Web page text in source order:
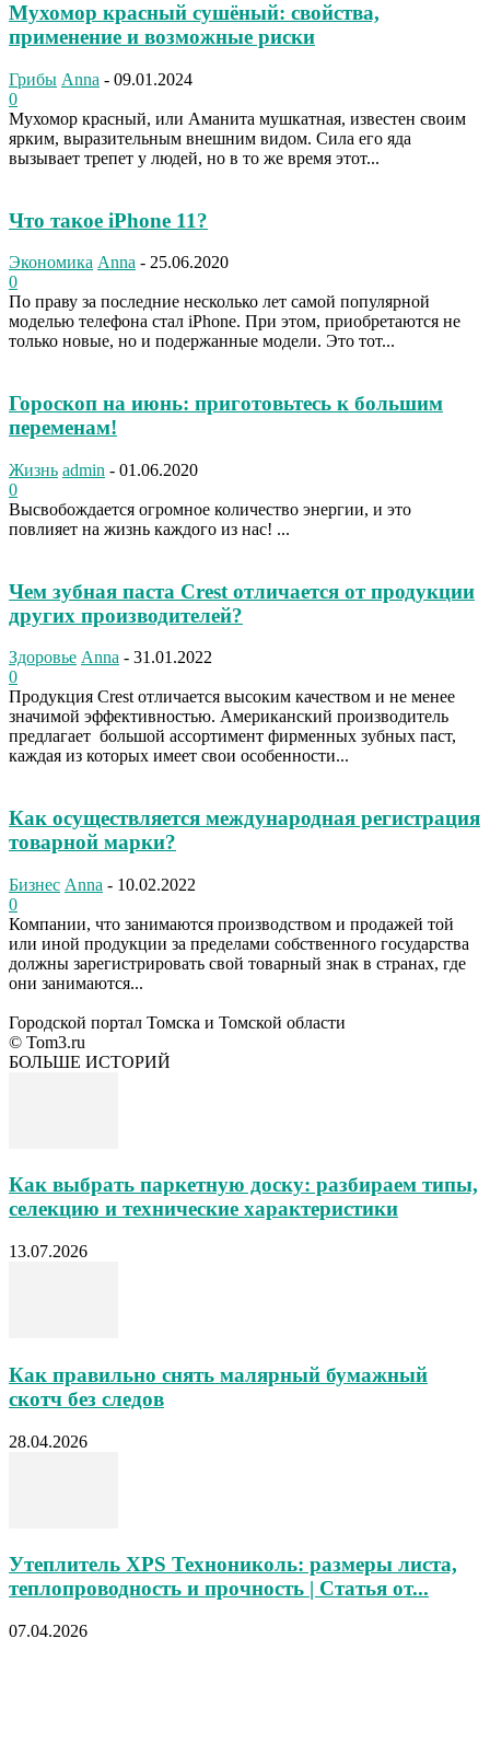
Мухомор красный сушёный: свойства,
применение и возможные риски
Грибы Anna - 09.01.2024
0
Мухомор красный, или Аманита мушкатная, известен своим
ярким, выразительным внешним видом. Сила его яда
вызывает трепет у людей, но в то же время этот...
Что такое iPhone 11?
Экономика Anna - 25.06.2020
0
По праву за последние несколько лет самой популярной
моделью телефона стал iPhone. При этом, приобретаются не
только новые, но и подержанные модели. Это тот...
Гороскоп на июнь: приготовьтесь к большим
переменам!
Жизнь admin - 01.06.2020
0
Высвобождается огромное количество энергии, и это
повлияет на жизнь каждого из нас! ...
Чем зубная паста Crest отличается от продукции
других производителей?
Здоровье Anna - 31.01.2022
0
Продукция Crest отличается высоким качеством и не менее
значимой эффективностью. Американский производитель
предлагает большой ассортимент фирменных зубных паст,
каждая из которых имеет свои особенности...
Как осуществляется международная регистрация
товарной марки?
Бизнес Anna - 10.02.2022
0
Компании, что занимаются производством и продажей той
или иной продукции за пределами собственного государства
должны зарегистрировать свой товарный знак в странах, где
они занимаются...
Городской портал Томска и Томской области
© Tom3.ru
БОЛЬШЕ ИСТОРИЙ
Как выбрать паркетную доску: разбираем типы,
селекцию и технические характеристики
13.07.2026
Как правильно снять малярный бумажный
скотч без следов
28.04.2026
Утеплитель XPS Технониколь: размеры листа,
теплопроводность и прочность | Статья от...
07.04.2026